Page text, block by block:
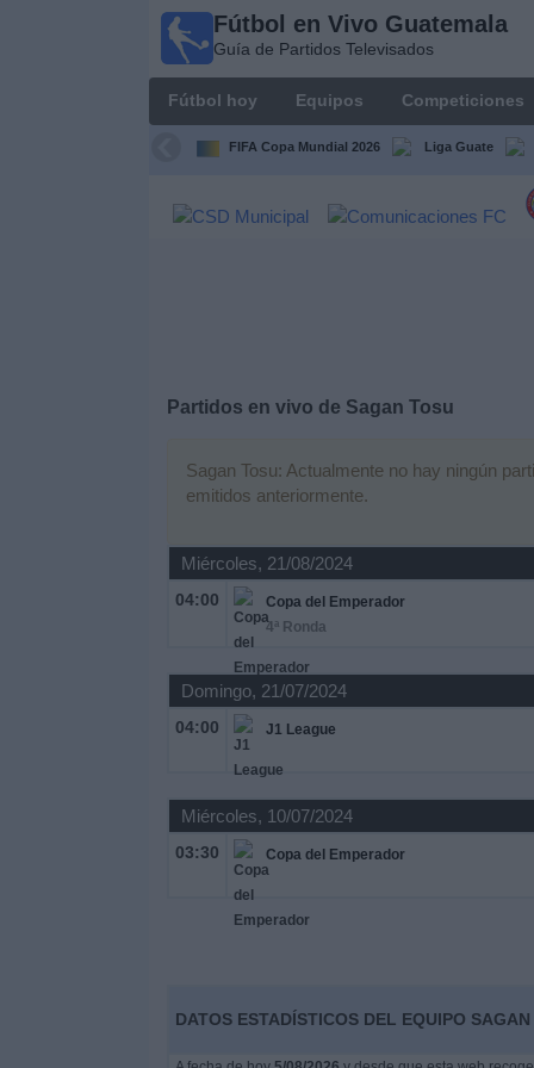
Fútbol en Vivo Guatemala
Guía de Partidos Televisados
Fútbol hoy Equipos Competiciones
FIFA Copa Mundial 2026 Liga Guate
Partidos en vivo de Sagan Tosu
Sagan Tosu: Actualmente no hay ningún
emitidos anteriormente.
Miércoles, 21/08/2024
04:00
Copa del Emperador
4ª Ronda
Domingo, 21/07/2024
04:00 J1 League
Miércoles, 10/07/2024
03:30 Copa del Emperador
DATOS ESTADÍSTICOS DEL EQUIPO
Fútbol en
Guatemala